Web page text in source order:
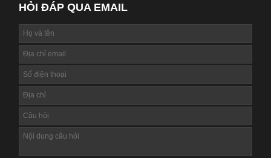
HỎI ĐÁP QUA EMAIL